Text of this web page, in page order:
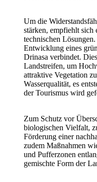
Um die
stärken, empfiehlt sich
technischen
Entwicklung eines
Drinasa verbindet.
Landstreifen, um
attraktive Vegetation
Wasserqualität, es
der Tourismus wird
Zum Schutz vor
biologischen Vielfalt,
Förderung einer
zudem Maßnahmen
und Pufferzonen
gemischte Form der